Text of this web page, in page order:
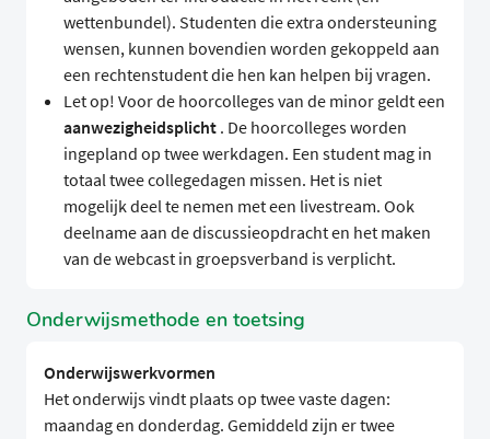
wettenbundel). Studenten die extra ondersteuning
wensen, kunnen bovendien worden gekoppeld aan
een rechtenstudent die hen kan helpen bij vragen.
Let op! Voor de hoorcolleges van de minor geldt een
aanwezigheidsplicht. De hoorcolleges worden
ingepland op twee werkdagen. Een student mag in
totaal twee collegedagen missen. Het is niet
mogelijk deel te nemen met een livestream. Ook
deelname aan de discussieopdracht en het maken
van de webcast in groepsverband is verplicht.
Onderwijsmethode en toetsing
Onderwijswerkvormen
Het onderwijs vindt plaats op twee vaste dagen:
maandag en donderdag. Gemiddeld zijn er twee